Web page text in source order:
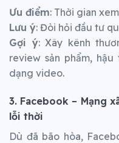
Ưu điểm: Thời gian
Lưu ý: Đòi hỏi đầu tư
Gợi ý: Xây kênh
review sản phẩm,
dạng video.
3. Facebook – Mạng
lỗi thời
Dù đã bão hòa,